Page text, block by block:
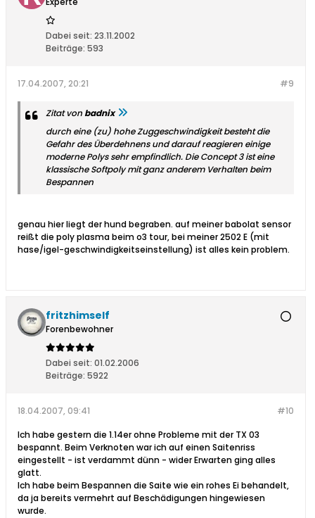
Dabei seit: 23.11.2002
Beiträge: 593
#9
17.04.2007, 20:21
Zitat vonbadnix
durch eine (zu) hohe Zuggeschwindigkeit besteht die
Gefahr des Überdehnens und darauf reagieren einige
moderne Polys sehr empfindlich. Die Concept 3 ist eine
klassische Softpoly mit ganz anderem Verhalten beim
Bespannen
genau hier liegt der hund begraben. auf meiner babolat sensor
reißt die poly plasma beim o3 tour, bei meiner 2502 E (mit
hase/igel-geschwindigkeitseinstellung) ist alles kein problem.
fritzhimself
Forenbewohner
Dabei seit: 01.02.2006
Beiträge: 5922
#10
18.04.2007, 09:41
Ich habe gestern die 1.14er ohne Probleme mit der TX 03
bespannt. Beim Verknoten war ich auf einen Saitenriss
eingestellt - ist verdammt dünn - wider Erwarten ging alles
glatt.
Ich habe beim Bespannen die Saite wie ein rohes Ei behandelt,
da ja bereits vermehrt auf Beschädigungen hingewiesen
wurde.